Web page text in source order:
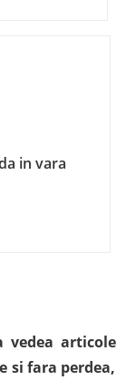
in vara
vedea articole
si fara perdea,